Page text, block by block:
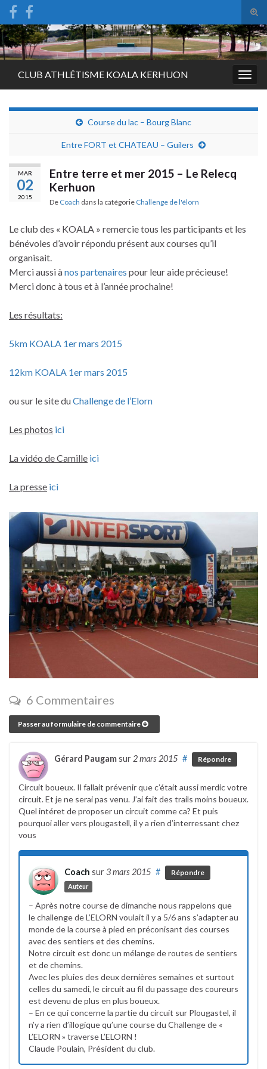
Search for:
CLUB ATHLÉTISME KOALA KERHUON
Course du lac – Bourg Blanc
Entre FORT et CHATEAU – Guilers
MAR
02
2015
Entre terre et mer 2015 – Le Relecq
Kerhuon
De Coach dans la catégorie Challenge de l'élorn
Le club des « KOALA » remercie tous les participants et les
bénévoles d’avoir répondu présent aux courses qu’il
organisait.
Merci aussi ànos partenaires pour leur aide précieuse!
Merci donc à tous et à l’année prochaine!
Les résultats:
5km KOALA 1er mars 2015
12km KOALA 1er mars 2015
ou sur le site duChallenge de l’Elorn
Les photos ici
La vidéo de Camille ici
La presse ici
6 Commentaires
Passer au formulaire de commentaire
Gérard Paugamsur 2 mars 2015 # Répondre
Circuit boueux. Il fallait prévenir que c’était aussi merdic votre
circuit. Et je ne serai pas venu. J’ai fait des trails moins boueux.
Quel intéret de proposer un circuit comme ca? Et puis
pourquoi aller vers plougastell, il y a rien d’interressant chez
vous
Coach sur 3 mars 2015
Auteur
# Répondre
– Après notre course de dimanche nous rappelons que
le challenge de L’ELORN voulait il y a 5/6 ans s’adapter au
monde de la course à pied en préconisant des courses
avec des sentiers et des chemins.
Notre circuit est donc un mélange de routes de sentiers
et de chemins.
Avec les pluies des deux dernières semaines et surtout
celles du samedi, le circuit au fil du passage des coureurs
est devenu de plus en plus boueux.
– En ce qui concerne la partie du circuit sur Plougastel, il
n’y a rien d’illogique qu’une course du Challenge de «
L’ELORN » traverse L’ELORN !
Claude Poulain, Président du club.